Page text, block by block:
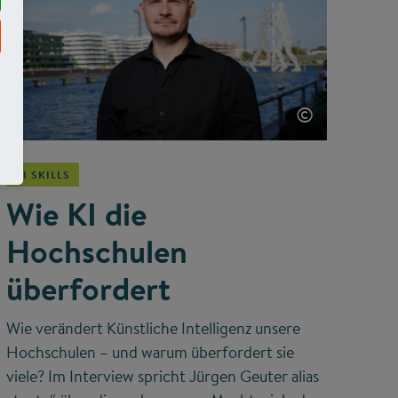
©
KI SKILLS
Wie KI die
Hochschulen
überfordert
Wie verändert Künstliche Intelligenz unsere
Hochschulen – und warum überfordert sie
viele? Im Interview spricht Jürgen Geuter alias